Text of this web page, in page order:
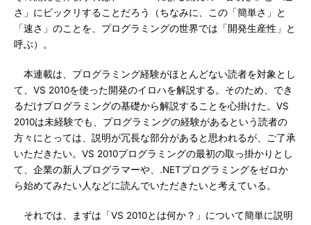
さ」にビックリすることだろう（ちなみに、この「簡単さ」と
「速さ」のことを、プログラミングの世界では「開発生産性」と
呼ぶ）。
本連載は、プログラミング経験がほとんどない読者を対象とし
て、VS 2010を使った開発のイロハを解説する。そのため、でき
るだけプログラミングの基礎から解説することを心掛けた。VS
2010は未経験でも、プログラミングの経験があるという読者の
方々にとっては、説明が冗長な部分があると思われるが、ご了承
いただきたい。VS 2010プログラミングの最初の取っ掛かりとし
て、企業の新人プログラマーや、.NETプログラミングをゼロか
ら始めてみたい人などに読んでいただきたいと考えている。
それでは、まずは「VS 2010とは何か？」について簡単に説明